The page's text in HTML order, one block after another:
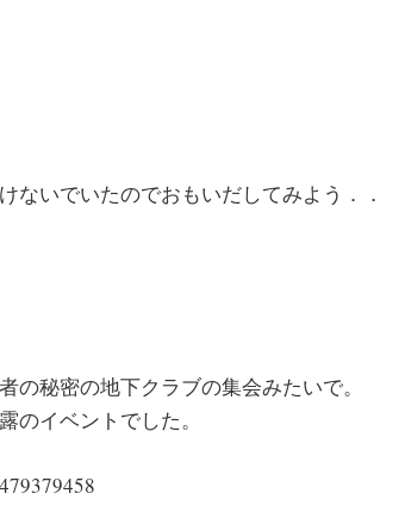
ないでいたのでおもいだしてみよう．．
秘密の地下クラブの集会みたいで。
のイベントでした。